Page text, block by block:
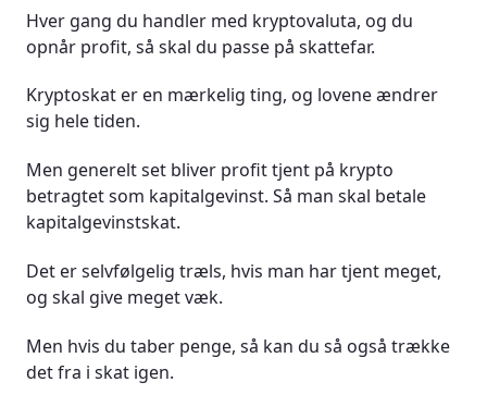
Hver gang du handler med kryptovaluta, og du
opnår profit, så skal du passe på skattefar.
Kryptoskat er en mærkelig ting, og lovene ændrer
sig hele tiden.
Men generelt set bliver profit tjent på krypto
betragtet som kapitalgevinst. Så man skal betale
kapitalgevinstskat.
Det er selvfølgelig træls, hvis man har tjent meget,
og skal give meget væk.
Men hvis du taber penge, så kan du så også trække
det fra i skat igen.